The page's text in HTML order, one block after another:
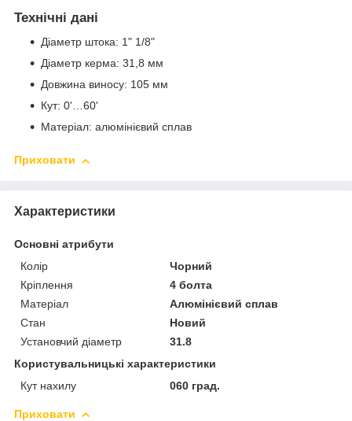
Технічні дані
Діаметр штока: 1" 1/8"
Діаметр керма: 31,8 мм
Довжина виносу: 105 мм
Кут: 0'…60'
Матеріал: алюмінієвий сплав
Приховати
Характеристики
Основні атрибути
Колір
Чорний
Кріплення
4 болта
Матеріал
Алюмінієвий сплав
Стан
Новий
Установчий діаметр
31.8
Користувальницькі характеристики
Кут нахилу
060 град.
Приховати